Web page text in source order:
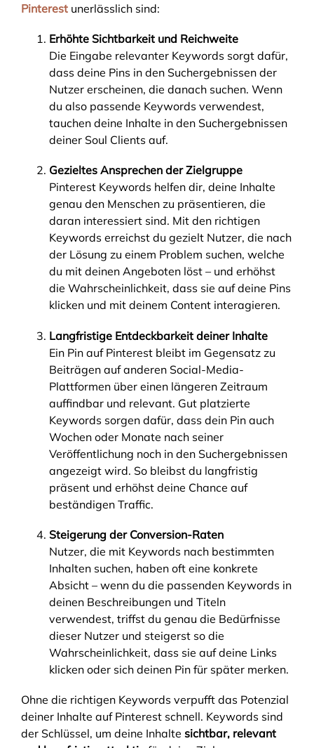
Pinterest unerlässlich sind:
Erhöhte Sichtbarkeit und Reichweite
Die Eingabe relevanter Keywords sorgt dafür,
dass deine Pins in den Suchergebnissen der
Nutzer erscheinen, die danach suchen. Wenn
du also passende Keywords verwendest,
tauchen deine Inhalte in den Suchergebnissen
deiner Soul Clients auf.
Gezieltes Ansprechen der Zielgruppe
Pinterest Keywords helfen dir, deine Inhalte
genau den Menschen zu präsentieren, die
daran interessiert sind. Mit den richtigen
Keywords erreichst du gezielt Nutzer, die nach
der Lösung zu einem Problem suchen, welche
du mit deinen Angeboten löst – und erhöhst
die Wahrscheinlichkeit, dass sie auf deine Pins
klicken und mit deinem Content interagieren.
Langfristige Entdeckbarkeit deiner Inhalte
Ein Pin auf Pinterest bleibt im Gegensatz zu
Beiträgen auf anderen Social-Media-
Plattformen über einen längeren Zeitraum
auffindbar und relevant. Gut platzierte
Keywords sorgen dafür, dass dein Pin auch
Wochen oder Monate nach seiner
Veröffentlichung noch in den Suchergebnissen
angezeigt wird. So bleibst du langfristig
präsent und erhöhst deine Chance auf
beständigen Traffic.
Steigerung der Conversion-Raten
Nutzer, die mit Keywords nach bestimmten
Inhalten suchen, haben oft eine konkrete
Absicht – wenn du die passenden Keywords in
deinen Beschreibungen und Titeln
verwendest, triffst du genau die Bedürfnisse
dieser Nutzer und steigerst so die
Wahrscheinlichkeit, dass sie auf deine Links
klicken oder sich deinen Pin für später merken.
Ohne die richtigen Keywords verpufft das Potenzial
deiner Inhalte auf Pinterest schnell. Keywords sind
der Schlüssel, um deine Inhalte sichtbar, relevant